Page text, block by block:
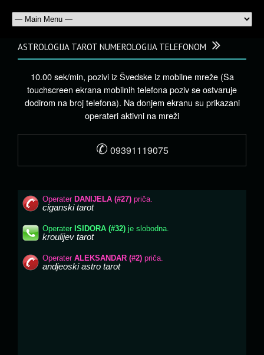
ASTROLOGIJA TAROT NUMEROLOGIJA TELEFONOM
10.00 sek/min, pozivi iz Švedske iz mobilne mreže (Sa
touchscreen ekrana mobilnih telefona poziv se ostvaruje
dodirom na broj telefona). Na donjem ekranu su prikazani
operateri aktivni na mreži
✆ 09391119075